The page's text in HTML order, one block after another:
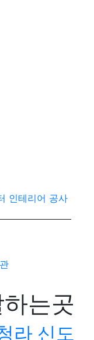
인테리어 공사
는곳
라 신도